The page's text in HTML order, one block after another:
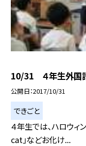
10/31 ４年生外国語
公開日 2017/10/31
できごと
４年生では、ハロウィ
cat」などお化け...